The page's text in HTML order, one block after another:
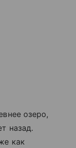
озеро,
назад.
как